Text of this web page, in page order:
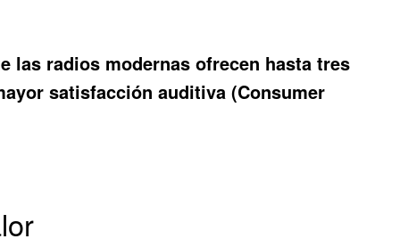
las radios modernas ofrecen hasta tres
satisfacción auditiva (Consumer